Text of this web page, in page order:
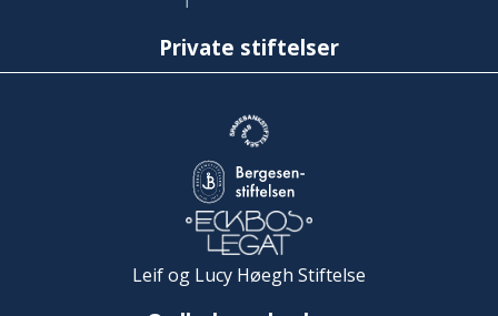
Private stiftelser
Leif og Lucy Høegh Stiftelse